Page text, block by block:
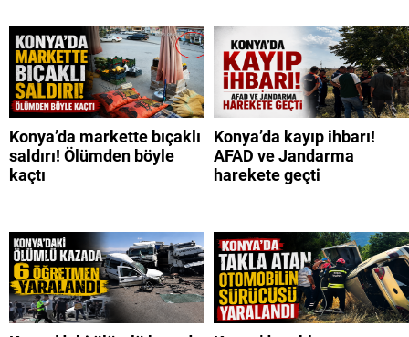
Konya’da markette bıçaklı
saldırı! Ölümden böyle
kaçtı
Konya’da kayıp ihbarı!
AFAD ve Jandarma
harekete geçti